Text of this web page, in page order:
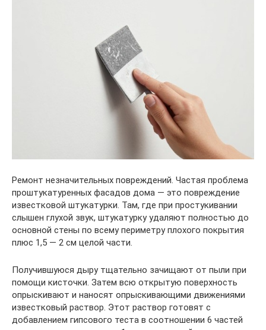
Ремонт незначительных повреждений. Частая проблема
проштукатуренных фасадов дома — это повреждение
известковой штукатурки. Там, где при простукивании
слышен глухой звук, штукатурку удаляют полностью до
основной стены по всему периметру плохого покрытия
плюс 1,5 — 2 см целой части.
Получившуюся дыру тщательно зачищают от пыли при
помощи кисточки. Затем всю открытую поверхность
опрыскивают и наносят опрыскивающими движениями
известковый раствор. Этот раствор готовят с
добавлением гипсового теста в соотношении 6 частей